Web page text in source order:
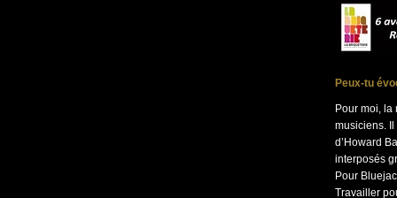
Peux-tu
Pour moi, la
musiciens. Il
d’Howard
interposés
Pour
Travailler